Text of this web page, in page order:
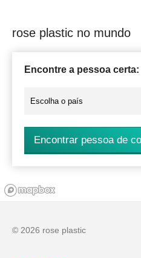
rose plastic no mundo
Encontre a pessoa certa:
Encontrar pessoa de
© 2026 rose plastic